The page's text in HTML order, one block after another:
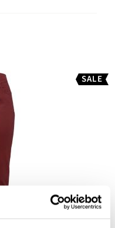
SALE